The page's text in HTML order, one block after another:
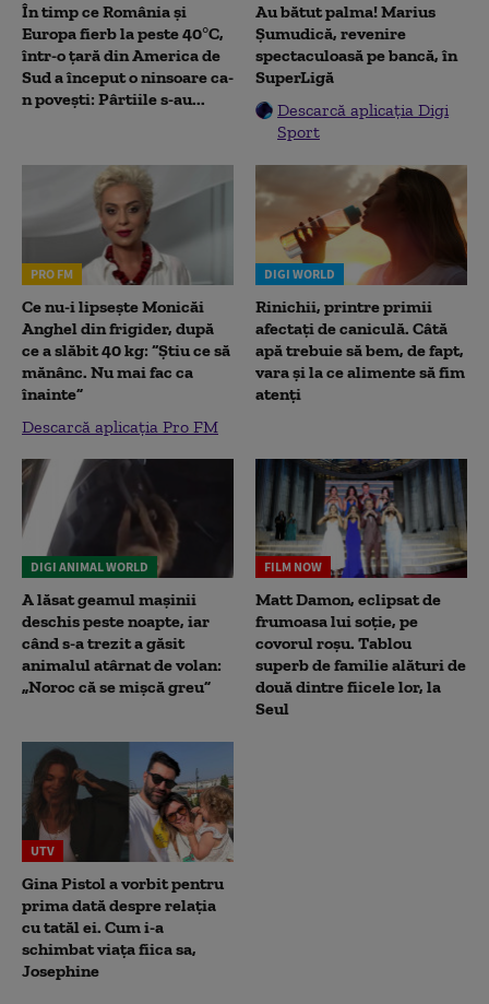
În timp ce România și
Europa fierb la peste 40°C,
într-o țară din America de
Sud a început o ninsoare ca-
n povești: Pârtiile s-au...
Au bătut palma! Marius
Șumudică, revenire
spectaculoasă pe bancă, în
SuperLigă
Descarcă aplicația Digi
Sport
PRO FM
Ce nu-i lipsește Monicăi
Anghel din frigider, după
ce a slăbit 40 kg: “Știu ce să
mănânc. Nu mai fac ca
înainte”
Descarcă aplicația Pro FM
DIGI WORLD
Rinichii, printre primii
afectați de caniculă. Câtă
apă trebuie să bem, de fapt,
vara și la ce alimente să fim
atenți
DIGI ANIMAL WORLD
A lăsat geamul mașinii
deschis peste noapte, iar
când s-a trezit a găsit
animalul atârnat de volan:
„Noroc că se mișcă greu”
FILM NOW
Matt Damon, eclipsat de
frumoasa lui soție, pe
covorul roșu. Tablou
superb de familie alături de
două dintre fiicele lor, la
Seul
UTV
Gina Pistol a vorbit pentru
prima dată despre relația
cu tatăl ei. Cum i-a
schimbat viața fiica sa,
Josephine